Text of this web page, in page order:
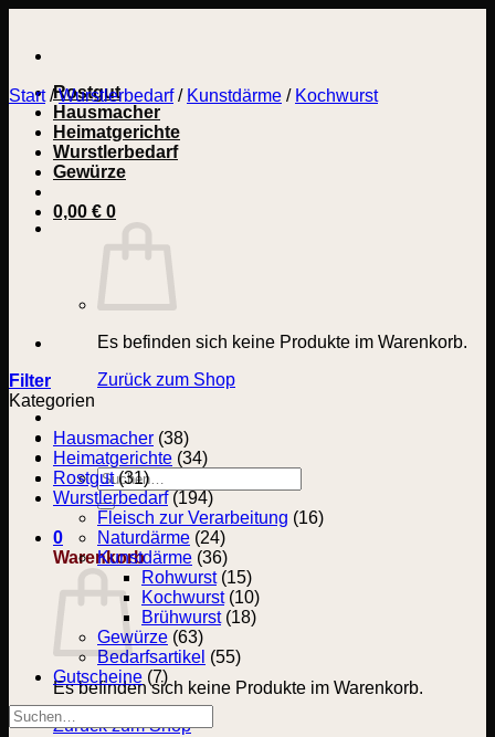
springen
Rostgut
Hausmacher
Heimatgerichte
Wurstlerbedarf
Gewürze
0,00 € 0
Es befinden sich keine Produkte im Warenkorb.
Zurück zum Shop
Suchen
nach:
0
Warenkorb
Es befinden sich keine Produkte im Warenkorb.
Zurück zum Shop
Start / Wurstlerbedarf / Kunstdärme / Kochwurst
Filter
Kategorien
Hausmacher (38)
Heimatgerichte (34)
Rostgut (31)
Wurstlerbedarf (194)
Fleisch zur Verarbeitung (16)
Naturdärme (24)
Kunstdärme (36)
Rohwurst (15)
Kochwurst (10)
Brühwurst (18)
Gewürze (63)
Bedarfsartikel (55)
Gutscheine (7)
Suchen
nach: